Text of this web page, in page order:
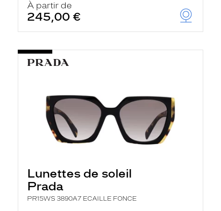
À partir de
245,00 €
Lunettes de soleil
Prada
PR15WS 3890A7 ECAILLE FONCE